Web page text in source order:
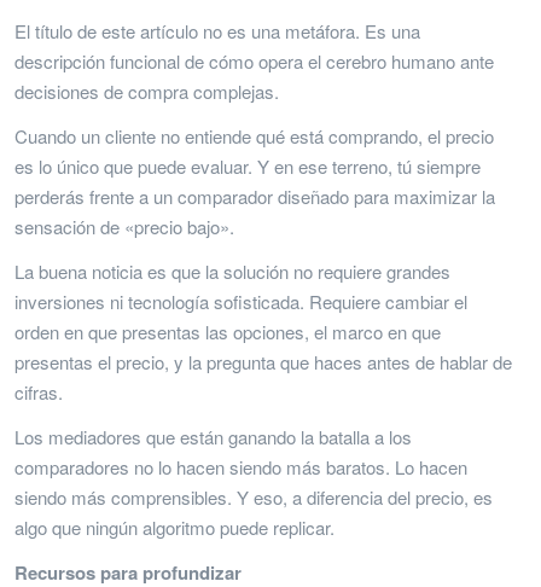
El título de este artículo no es una metáfora. Es una
descripción funcional de cómo opera el cerebro humano ante
decisiones de compra complejas.
Cuando un cliente no entiende qué está comprando, el precio
es lo único que puede evaluar. Y en ese terreno, tú siempre
perderás frente a un comparador diseñado para maximizar la
sensación de «precio bajo».
La buena noticia es que la solución no requiere grandes
inversiones ni tecnología sofisticada. Requiere cambiar el
orden en que presentas las opciones, el marco en que
presentas el precio, y la pregunta que haces antes de hablar de
cifras.
Los mediadores que están ganando la batalla a los
comparadores no lo hacen siendo más baratos. Lo hacen
siendo más comprensibles. Y eso, a diferencia del precio, es
algo que ningún algoritmo puede replicar.
Recursos para profundizar